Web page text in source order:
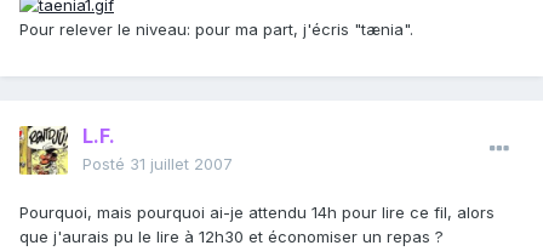
Pour relever le niveau: pour ma part, j'écris "tænia".
L.F.
Posté 31 juillet 2007
Pourquoi, mais pourquoi ai-je attendu 14h pour lire ce fil, alors
que j'aurais pu le lire à 12h30 et économiser un repas ?